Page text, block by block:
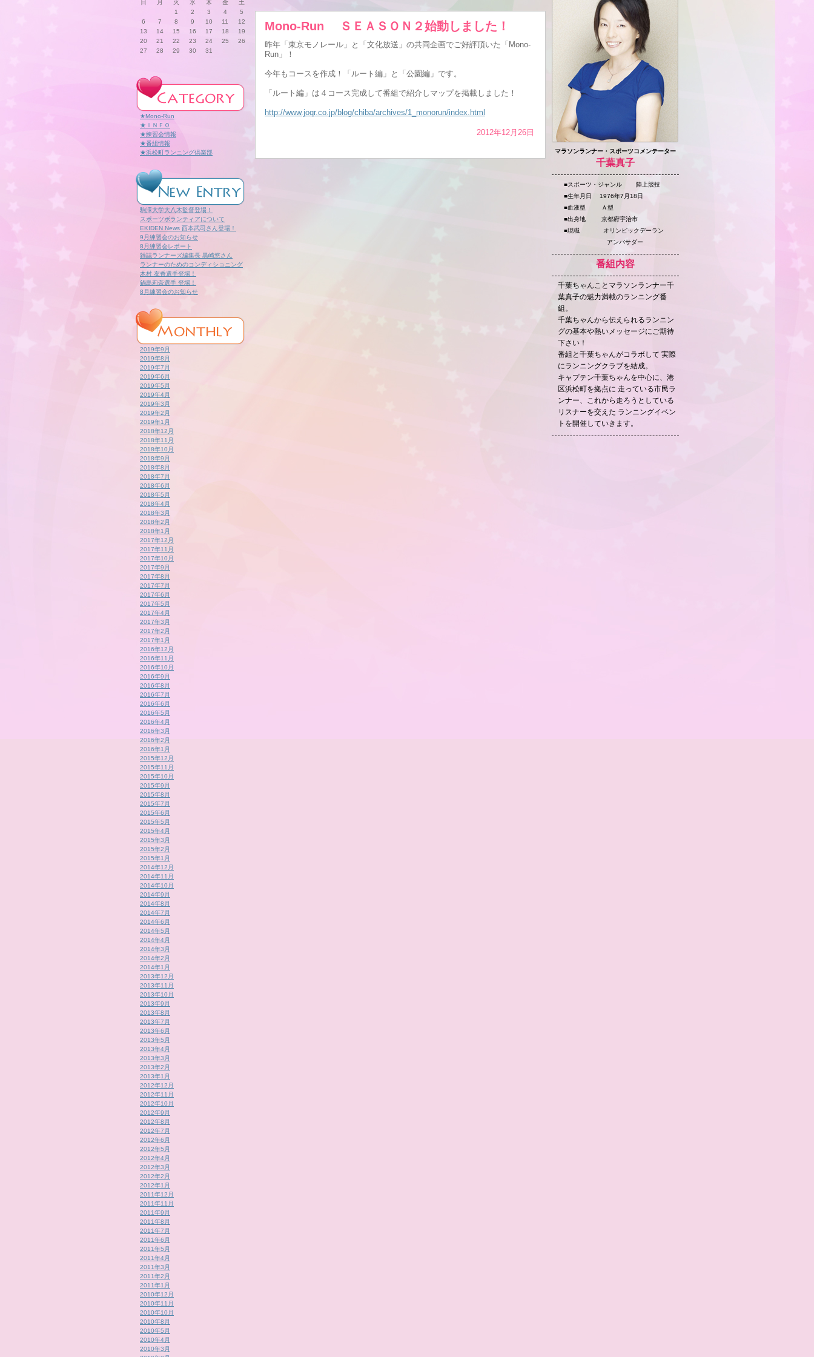
日 月 火 水 木 金
土
1
2 3 4
5
6
7 8 9 10 11
12
13
14 15 16 17 18
19
20
21 22 23 24 25
26
27
28 29 30 31
★Mono-Run
★ＩＮＦＯ
★練習会情報
★番組情報
★浜松町ランニング倶楽部
駒澤大学大八木監督登場！
スポーツボランティアについて
EKIDEN News 西本武司さん登場！
9月練習会のお知らせ
8月練習会レポート
雑誌ランナーズ編集長 黒崎悠さん
ランナーのためのコンディショニング
木村 友香選手登場！
鍋島莉奈選手 登場！
8月練習会のお知らせ
2019年9月
2019年8月
2019年7月
2019年6月
2019年5月
2019年4月
2019年3月
2019年2月
2019年1月
2018年12月
2018年11月
2018年10月
2018年9月
2018年8月
2018年7月
2018年6月
2018年5月
2018年4月
2018年3月
2018年2月
2018年1月
2017年12月
2017年11月
2017年10月
2017年9月
2017年8月
2017年7月
2017年6月
2017年5月
2017年4月
2017年3月
2017年2月
2017年1月
2016年12月
2016年11月
2016年10月
2016年9月
2016年8月
2016年7月
2016年6月
2016年5月
2016年4月
2016年3月
2016年2月
2016年1月
2015年12月
2015年11月
2015年10月
2015年9月
2015年8月
2015年7月
2015年6月
2015年5月
2015年4月
2015年3月
2015年2月
2015年1月
2014年12月
2014年11月
2014年10月
2014年9月
2014年8月
2014年7月
2014年6月
2014年5月
2014年4月
2014年3月
2014年2月
2014年1月
2013年12月
2013年11月
2013年10月
2013年9月
2013年8月
2013年7月
2013年6月
2013年5月
2013年4月
2013年3月
2013年2月
2013年1月
2012年12月
2012年11月
2012年10月
2012年9月
2012年8月
2012年7月
2012年6月
2012年5月
2012年4月
2012年3月
2012年2月
2012年1月
2011年12月
2011年11月
2011年9月
2011年8月
2011年7月
2011年6月
2011年5月
2011年4月
2011年3月
2011年2月
2011年1月
2010年12月
2010年11月
2010年10月
2010年8月
2010年5月
2010年4月
2010年3月
Mono-Run ＳＥＡＳＯＮ２始動しました！
昨年「東京モノレール」と「文化放送」の共同企画でご好評頂いた「Mono-
Run」！
今年もコースを作成！「ルート編」と「公園編」です。
「ルート編」は４コース完成して番組で紹介しマップを掲載しました！
http://www.joqr.co.jp/blog/chiba/archives/1_monorun/index.html
2012年12月26日
マラソンランナー・スポーツコメンテーター
千葉真子
■スポーツ・ジャンル 陸上競技
■生年月日 1976年7月18日
■血液型 Ａ型
■出身地 京都府宇治市
■現職 オリンピックデーラン
アンバサダー
番組内容
千葉ちゃんことマラソンランナー千
葉真子の魅力満載のランニング番
組。
千葉ちゃんから伝えられるランニン
グの基本や熱いメッセージにご期待
下さい！
番組と千葉ちゃんがコラボして 実際
にランニングクラブを結成。
キャプテン千葉ちゃんを中心に、港
区浜松町を拠点に 走っている市民ラ
ンナー、これから走ろうとしている
リスナーを交えた ランニングイベン
トを開催していきます。